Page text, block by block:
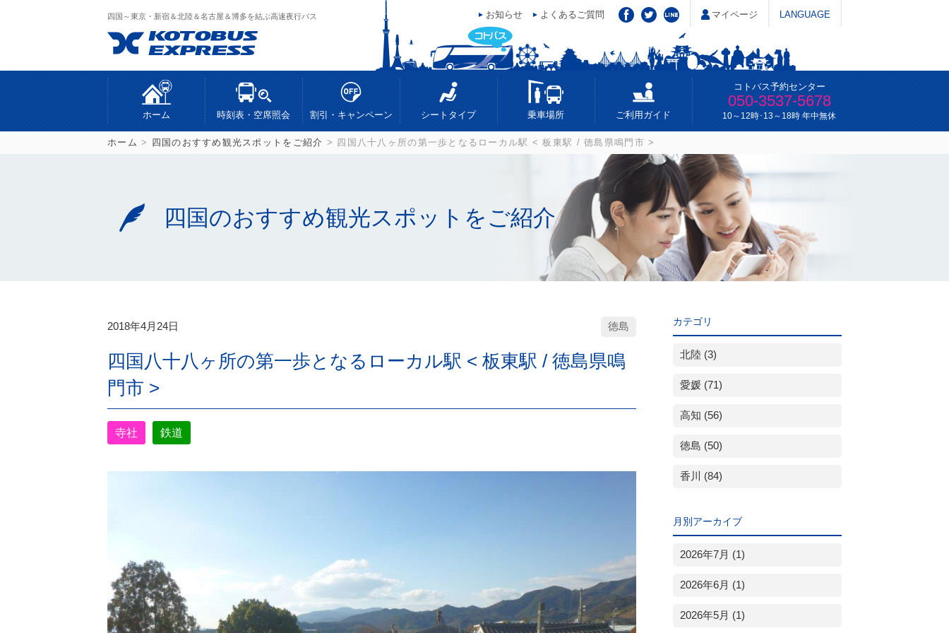
四国～東京・新宿＆北陸＆名古屋＆博多を結ぶ高速夜行バス LANGUAGE
マイページ
ホーム 時刻表・空席照会 割引・キャンペーン シートタイプ 乗車場所 ご利用ガイド
コトバス予約センター
050-3537-5678
10～12時･13～18時 年中無休
お知らせ よくあるご質問
ホーム > 四国のおすすめ観光スポットをご紹介 > 四国八十八ヶ所の第一歩となるローカル駅 < 板東駅 / 徳島県鳴門市 >
四国のおすすめ観光スポットをご紹介
2018年4月24日 徳島
四国八十八ヶ所の第一歩となるローカル駅 < 板東駅 / 徳島県鳴
門市 >
寺社 鉄道
カテゴリ
北陸 (3)
愛媛 (71)
高知 (56)
徳島 (50)
香川 (84)
月別アーカイブ
2026年7月 (1)
2026年6月 (1)
2026年5月 (1)